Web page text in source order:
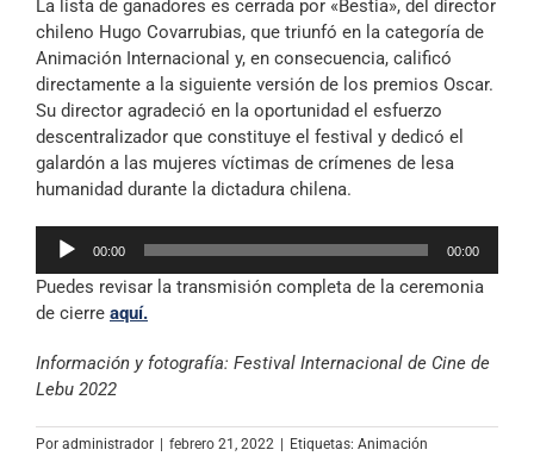
audio
La lista de ganadores es cerrada por «Bestia», del director
chileno Hugo Covarrubias, que triunfó en la categoría de
Animación Internacional y, en consecuencia, calificó
directamente a la siguiente versión de los premios Oscar.
Su director agradeció en la oportunidad el esfuerzo
descentralizador que constituye el festival y dedicó el
galardón a las mujeres víctimas de crímenes de lesa
humanidad durante la dictadura chilena.
Reproductor
audio
00:00 00:00
Puedes revisar la transmisión completa de la ceremonia
de cierre aquí.
Información y fotografía: Festival Internacional de Cine de
Lebu 2022
Por administrador febrero 21, 2022 Etiquetas: Animación